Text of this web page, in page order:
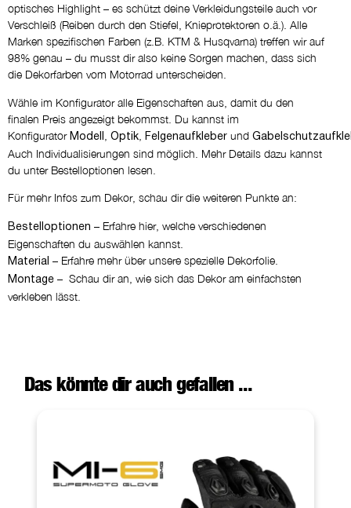
optisches Highlight – es schützt deine Verkleidungsteile auch vor
Verschleiß (Reiben durch den Stiefel, Knieprotektoren o.ä.). Alle
Marken spezifischen Farben (z.B. KTM & Husqvarna) treffen wir auf
98% genau – du musst dir also keine Sorgen machen, dass sich
die Dekorfarben vom Motorrad unterscheiden.
Wähle im Konfigurator alle Eigenschaften aus, damit du den
finalen Preis angezeigt bekommst. Du kannst im
Konfigurator Modell Optik Felgenaufkleber und
Auch Individualisierungen sind möglich. Mehr Details dazu kannst
du unter Bestelloptionen lesen.
Für mehr Infos zum Dekor, schau dir die weiteren Punkte an:
Bestelloptionen – Erfahre hier, welche verschiedenen
Eigenschaften du auswählen kannst.
Material – Erfahre mehr über unsere spezielle Dekorfolie.
Montage – Schau dir an, wie sich das Dekor am einfachsten
verkleben lässt.
Das könnte dir auch gefallen ...